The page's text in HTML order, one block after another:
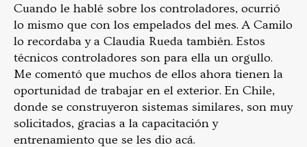
Cuando le hablé sobre los controladores, ocurrió
lo mismo que con los empelados del mes. A Camilo
lo recordaba y a Claudia Rueda también. Estos
técnicos controladores son para ella un orgullo.
Me comentó que muchos de ellos ahora tienen la
oportunidad de trabajar en el exterior. En Chile,
donde se construyeron sistemas similares, son muy
solicitados, gracias a la capacitación y
entrenamiento que se les dio acá.